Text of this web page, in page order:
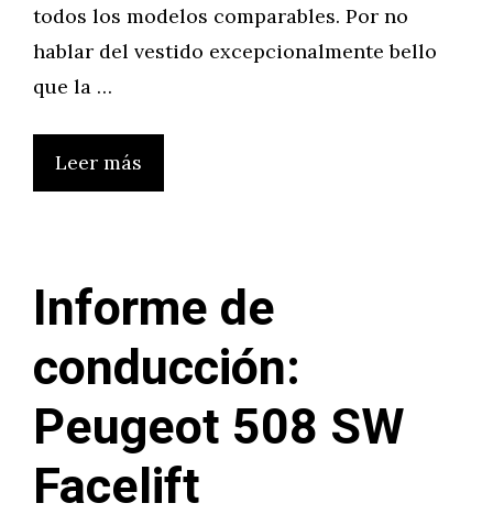
todos los modelos comparables. Por no
hablar del vestido excepcionalmente bello
que la …
Leer más
Informe de
conducción:
Peugeot 508 SW
Facelift